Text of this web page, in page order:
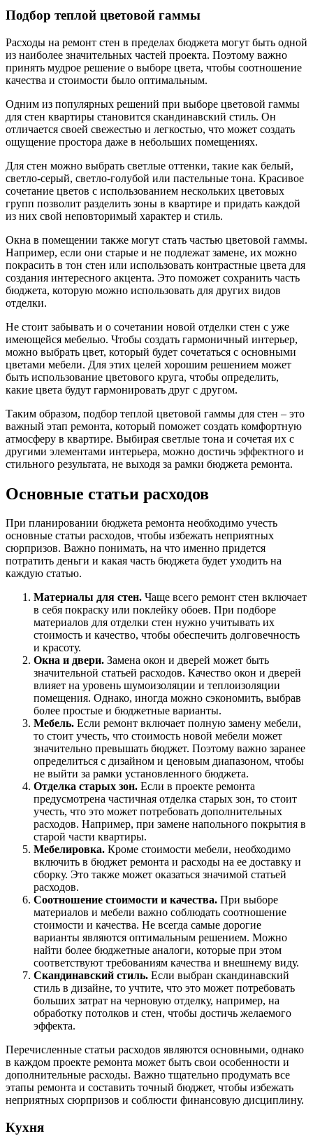
Подбор теплой цветовой гаммы
Расходы на ремонт стен в пределах бюджета могут быть одной
из наиболее значительных частей проекта. Поэтому важно
принять мудрое решение о выборе цвета, чтобы соотношение
качества и стоимости было оптимальным.
Одним из популярных решений при выборе цветовой гаммы
для стен квартиры становится скандинавский стиль. Он
отличается своей свежестью и легкостью, что может создать
ощущение простора даже в небольших помещениях.
Для стен можно выбрать светлые оттенки, такие как белый,
светло-серый, светло-голубой или пастельные тона. Красивое
сочетание цветов с использованием нескольких цветовых
групп позволит разделить зоны в квартире и придать каждой
из них свой неповторимый характер и стиль.
Окна в помещении также могут стать частью цветовой гаммы.
Например, если они старые и не подлежат замене, их можно
покрасить в тон стен или использовать контрастные цвета для
создания интересного акцента. Это поможет сохранить часть
бюджета, которую можно использовать для других видов
отделки.
Не стоит забывать и о сочетании новой отделки стен с уже
имеющейся мебелью. Чтобы создать гармоничный интерьер,
можно выбрать цвет, который будет сочетаться с основными
цветами мебели. Для этих целей хорошим решением может
быть использование цветового круга, чтобы определить,
какие цвета будут гармонировать друг с другом.
Таким образом, подбор теплой цветовой гаммы для стен – это
важный этап ремонта, который поможет создать комфортную
атмосферу в квартире. Выбирая светлые тона и сочетая их с
другими элементами интерьера, можно достичь эффектного и
стильного результата, не выходя за рамки бюджета ремонта.
Основные статьи расходов
При планировании бюджета ремонта необходимо учесть
основные статьи расходов, чтобы избежать неприятных
сюрпризов. Важно понимать, на что именно придется
потратить деньги и какая часть бюджета будет уходить на
каждую статью.
Материалы для стен. Чаще всего ремонт стен включает
в себя покраску или поклейку обоев. При подборе
материалов для отделки стен нужно учитывать их
стоимость и качество, чтобы обеспечить долговечность
и красоту.
Окна и двери. Замена окон и дверей может быть
значительной статьей расходов. Качество окон и дверей
влияет на уровень шумоизоляции и теплоизоляции
помещения. Однако, иногда можно сэкономить, выбрав
более простые и бюджетные варианты.
Мебель. Если ремонт включает полную замену мебели,
то стоит учесть, что стоимость новой мебели может
значительно превышать бюджет. Поэтому важно заранее
определиться с дизайном и ценовым диапазоном, чтобы
не выйти за рамки установленного бюджета.
Отделка старых зон. Если в проекте ремонта
предусмотрена частичная отделка старых зон, то стоит
учесть, что это может потребовать дополнительных
расходов. Например, при замене напольного покрытия в
старой части квартиры.
Мебелировка. Кроме стоимости мебели, необходимо
включить в бюджет ремонта и расходы на ее доставку и
сборку. Это также может оказаться значимой статьей
расходов.
Соотношение стоимости и качества. При выборе
материалов и мебели важно соблюдать соотношение
стоимости и качества. Не всегда самые дорогие
варианты являются оптимальным решением. Можно
найти более бюджетные аналоги, которые при этом
соответствуют требованиям качества и внешнему виду.
Скандинавский стиль. Если выбран скандинавский
стиль в дизайне, то учтите, что это может потребовать
больших затрат на черновую отделку, например, на
обработку потолков и стен, чтобы достичь желаемого
эффекта.
Перечисленные статьи расходов являются основными, однако
в каждом проекте ремонта может быть свои особенности и
дополнительные расходы. Важно тщательно продумать все
этапы ремонта и составить точный бюджет, чтобы избежать
неприятных сюрпризов и соблюсти финансовую дисциплину.
Кухня